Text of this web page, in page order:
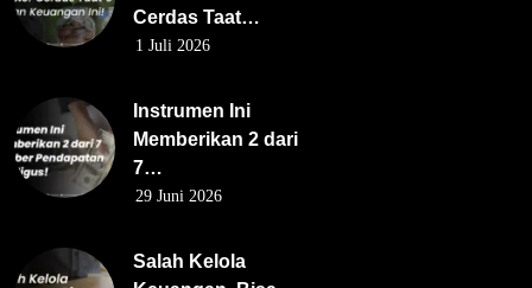
Cerdas Taat…
1 Juli 2026
Instrumen Ini
Memberikan 2 dari
7…
29 Juni 2026
Salah Kelola